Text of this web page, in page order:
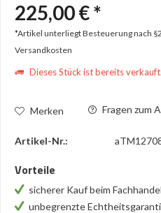
225,00 € *
*Artikel unterliegt Besteuerung nach
Versandkosten
Dieses Stück ist bereits verkauft.
Merken Fragen zum
Artikel-Nr.:
Vorteile
sicherer Kauf beim Fachhandel
unbegrenzte